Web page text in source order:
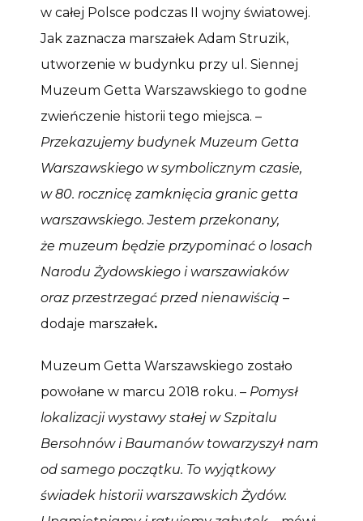
w całej Polsce podczas II wojny światowej.
Jak zaznacza marszałek Adam Struzik,
utworzenie w budynku przy ul. Siennej
Muzeum Getta Warszawskiego to godne
zwieńczenie historii tego miejsca. –
Przekazujemy budynek Muzeum Getta
Warszawskiego w symbolicznym czasie,
w 80. rocznicę zamknięcia granic getta
warszawskiego. Jestem przekonany,
że muzeum będzie przypominać o losach
Narodu Żydowskiego i warszawiaków
oraz przestrzegać przed nienawiścią –
dodaje marszałek.
Muzeum Getta Warszawskiego zostało
powołane w marcu 2018 roku. – Pomysł
lokalizacji wystawy stałej w Szpitalu
Bersohnów i Baumanów towarzyszył nam
od samego początku. To wyjątkowy
świadek historii warszawskich Żydów.